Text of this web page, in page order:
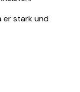
er stark und